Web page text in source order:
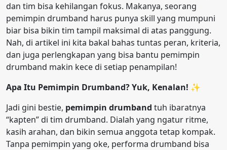
dan tim bisa kehilangan fokus. Makanya, seorang
pemimpin drumband harus punya skill yang mumpuni
biar bisa bikin tim tampil maksimal di atas panggung.
Nah, di artikel ini kita bakal bahas tuntas peran, kriteria,
dan juga perlengkapan yang bisa bantu pemimpin
drumband makin kece di setiap penampilan!
Apa Itu Pemimpin Drumband? Yuk, Kenalan! ✨
Jadi gini bestie, pemimpin drumband tuh ibaratnya
“kapten” di tim drumband. Dialah yang ngatur ritme,
kasih arahan, dan bikin semua anggota tetap kompak.
Tanpa pemimpin yang oke, performa drumband bisa